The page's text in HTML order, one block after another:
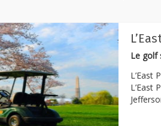
Le golf
L’East
L’East